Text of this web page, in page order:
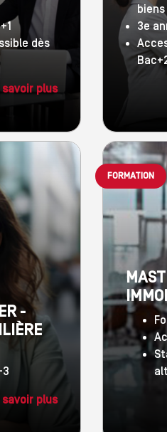
dès
savoir plus
biens
3e
-
savoir plus
FORMATION